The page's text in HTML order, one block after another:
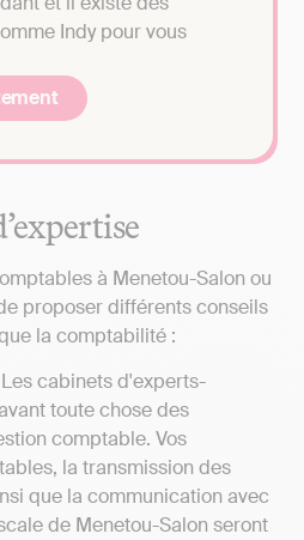
Indy pour vous
à Menetou-Salon ou
proposer différents conseils
la comptabilité :
cabinets d'experts-
toute chose des
comptable. Vos
la transmission des
que la communication avec
de Menetou-Salon seront